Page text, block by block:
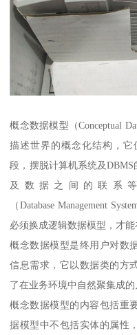
概念数据模型（Conceptual
描述世界的概念化结构，
段，摆脱计算机系统及
及数据之间的联系
（Database Management
必须换成逻辑数据模型，才能
概念数据模型是终用户对数
信息需求，它以数据类的方
了在业务环境中自然聚集成的
概念数据模型的内容包括重
据模型中不包括实体的属性